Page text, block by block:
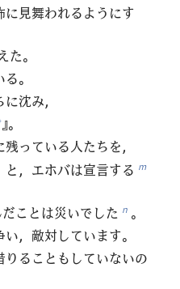
見舞われるようにす
。
。
沈み，
』。
っている人たちを，
，エホバは宣言する m
ことは災いでした n 。
，敵対しています。
ることもしていないの